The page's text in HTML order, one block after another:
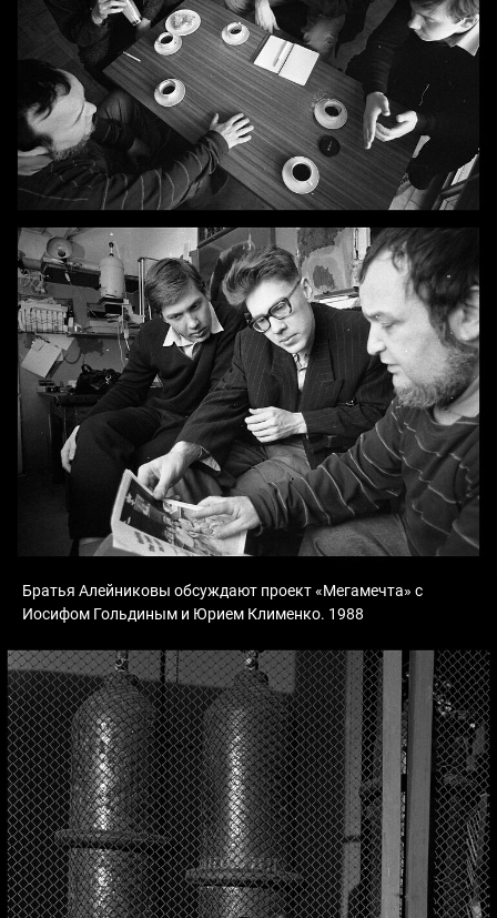
Братья Алейниковы обсуждают проект «Мегамечта» с
Иосифом Гольдиным и Юрием Клименко. 1988